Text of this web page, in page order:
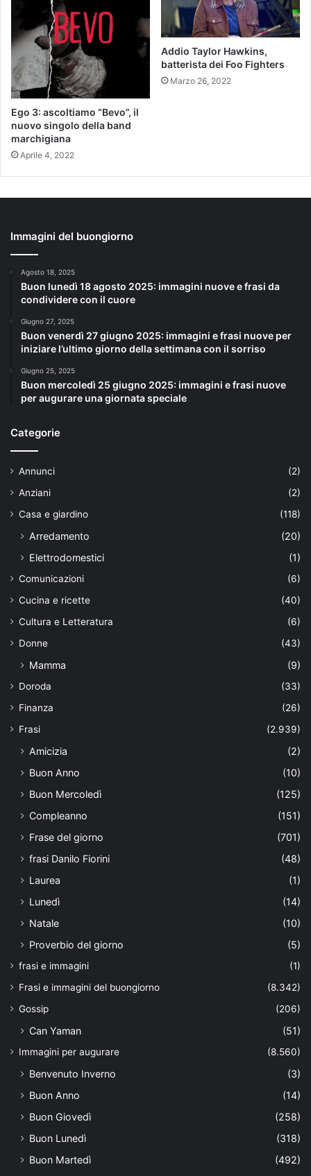
Ego 3: ascoltiamo “Bevo”, il
nuovo singolo della band
marchigiana
Aprile 4, 2022
Addio Taylor Hawkins,
batterista dei Foo Fighters
Marzo 26, 2022
Immagini del buongiorno
Agosto 18, 2025
Buon lunedì 18 agosto 2025: immagini nuove e frasi da
condividere con il cuore
Giugno 27, 2025
Buon venerdì 27 giugno 2025: immagini e frasi nuove per
iniziare l’ultimo giorno della settimana con il sorriso
Giugno 25, 2025
Buon mercoledì 25 giugno 2025: immagini e frasi nuove
per augurare una giornata speciale
Categorie
Annunci
(2)
Anziani
(2)
Casa e giardino
(118)
Arredamento
(20)
Elettrodomestici
(1)
Comunicazioni
(6)
Cucina e ricette
(40)
Cultura e Letteratura
(6)
Donne
(43)
Mamma (9)
Doroda
(33)
Finanza
(26)
Frasi
(2.939)
Amicizia
(2)
Buon Anno
(10)
Buon Mercoledì
(125)
Compleanno
(151)
Frase del giorno
(701)
frasi Danilo Fiorini
(48)
Laurea
(1)
Lunedì
(14)
Natale
(10)
Proverbio del giorno
(5)
frasi e immagini
(1)
Frasi e immagini del buongiorno
(8.342)
Gossip
(206)
Can Yaman (51)
Immagini per augurare (8.560)
Benvenuto Inverno
(3)
Buon Anno
(14)
Buon Giovedì
(258)
Buon Lunedì
(318)
Buon Martedì
(492)